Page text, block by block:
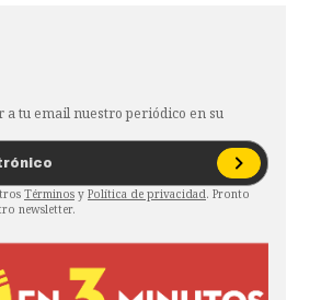
tu email nuestro periódico en su
Términos y Política de privacidad. Pronto
newsletter.